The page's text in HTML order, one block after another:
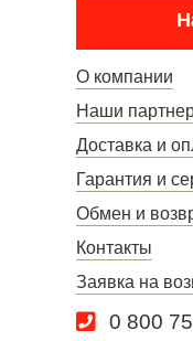
О компании
Наши
Доставка и
Гарантия и
Обмен и
Контакты
Заявка на
0 800